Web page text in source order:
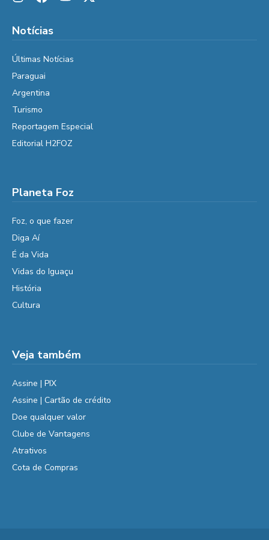
Notícias
Últimas Notícias
Paraguai
Argentina
Turismo
Reportagem Especial
Editorial H2FOZ
Planeta Foz
Foz, o que fazer
Diga Aí
É da Vida
Vidas do Iguaçu
História
Cultura
Veja também
Assine | PIX
Assine | Cartão de crédito
Doe qualquer valor
Clube de Vantagens
Atrativos
Cota de Compras